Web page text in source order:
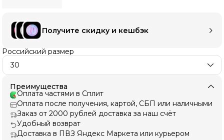
Получите скидку и кешбэк
Российский размер
30
Преимущества
Оплата частями в Сплит
Оплата после получения, картой, СБП или наличными
Заказ от 2000 рублей доставка за наш счёт
Удобный возврат
Доставка в ПВЗ Яндекс Маркета или курьером